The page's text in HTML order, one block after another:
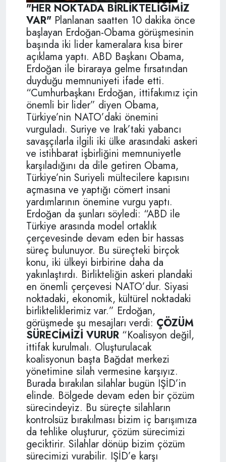
"HER NOKTADA BİRLİKTELİĞİMİZ
VAR" Planlanan saatten 10 dakika önce
başlayan Erdoğan-Obama görüşmesinin
başında iki lider kameralara kısa birer
açıklama yaptı. ABD Başkanı Obama,
Erdoğan ile biraraya gelme fırsatından
duyduğu memnuniyeti ifade etti.
“Cumhurbaşkanı Erdoğan, ittifakımız için
önemli bir lider” diyen Obama,
Türkiye’nin NATO’daki önemini
vurguladı. Suriye ve Irak’taki yabancı
savaşçılarla ilgili iki ülke arasındaki askeri
ve istihbarat işbirliğini memnuniyetle
karşıladığını da dile getiren Obama,
Türkiye’nin Suriyeli mültecilere kapısını
açmasına ve yaptığı cömert insani
yardımlarının önemine vurgu yaptı.
Erdoğan da şunları söyledi: “ABD ile
Türkiye arasında model ortaklık
çerçevesinde devam eden bir hassas
süreç bulunuyor. Bu süreçteki birçok
konu, iki ülkeyi birbirine daha da
yakınlaştırdı. Birlikteliğin askeri plandaki
en önemli çerçevesi NATO’dur. Siyasi
noktadaki, ekonomik, kültürel noktadaki
birlikteliklerimiz var.” Erdoğan,
görüşmede şu mesajları verdi: ÇÖZÜM
SÜRECİMİZİ VURUR “Koalisyon değil,
ittifak kurulmalı. Oluşturulacak
koalisyonun başta Bağdat merkezi
yönetimine silah vermesine karşıyız.
Burada bırakılan silahlar bugün IŞİD’in
elinde. Bölgede devam eden bir çözüm
sürecindeyiz. Bu süreçte silahların
kontrolsüz bırakılması bizim iç barışımıza
da tehlike oluşturur, çözüm sürecimizi
geciktirir. Silahlar dönüp bizim çözüm
sürecimizi vurabilir. IŞİD’e karşı